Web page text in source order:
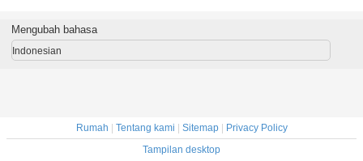
2017 Dirilis
Mengubah bahasa
Indonesian
Rumah | Tentang kami | Sitemap| Privacy Policy
Tampilan desktop